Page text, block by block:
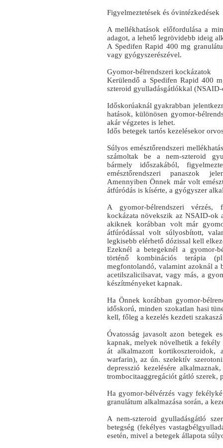
Figyelmeztetések és óvintézkedések
A mellékhatások előfordulása a
adagot, a lehető legrövidebb ideig
A Spedifen Rapid 400 mg
vagy gyógyszerészével.
Gyomor-bélrendszeri kockázatok
Kerülendő a Spedifen Rapid 400
szteroid gyulladásgátlókkal
Időskorúaknál gyakrabban
hatások, különösen gyomor-
akár végzetes is lehet.
Idős betegek tartós kezelésekor
Súlyos emésztőrendszeri
számoltak be a nem-szteroid
bármely időszakából,
emésztőrendszeri panaszok
Amennyiben Önnek már volt
átfúródás is kísérte, a gyógyszer
A gyomor-bélrendszeri vérzés,
kockázata növekszik az NSAID-ok
akiknek korábban volt már
átfúródással volt súlyosbított,
legkisebb elérhető dózissal kell
Ezeknél a betegeknél a gyomor-
történő kombinációs terápia
megfontolandó, valamint azoknál a
acetilszalicilsavat, vagy más, a
készítményeket kapnak.
Ha Önnek korábban gyomor-
időskorú, minden szokatlan hasi
kell, főleg a kezelés kezdeti
Óvatosság javasolt azon betegek
kapnak, melyek növelhetik a
át alkalmazott kortikoszteroidok,
warfarin), az ún. szelektív
depresszió kezelésére
trombocitaaggregációt gátló szerek,
Ha gyomor-bélvérzés vagy
granulátum alkalmazása során, a
A nem-szteroid gyulladásgátló
betegség (fekélyes
esetén, mivel a betegek állapota